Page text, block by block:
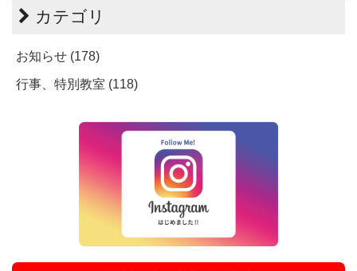
カテゴリ
お知らせ (178)
行事、特別教室 (118)